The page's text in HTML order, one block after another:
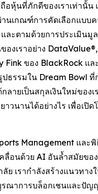
อหุ้นที่ภักดีของเราเท่า
นเกณฑ์การคัดเลือกแบ
ะตามด้วยการประเมินมู
องเราอย่าง
Fink ของ BlackRock
ธรรมใน Dream Bowl
ยเป็นสกุลเงินใหม่ของ
าวนานได้อย่างไร เพื่อ
Management และ
ลื่อนด้วย AI อันล้ำสมัยข
ย เรากำลังสร้างแนวท
ณาการบล็อกเชนและปั